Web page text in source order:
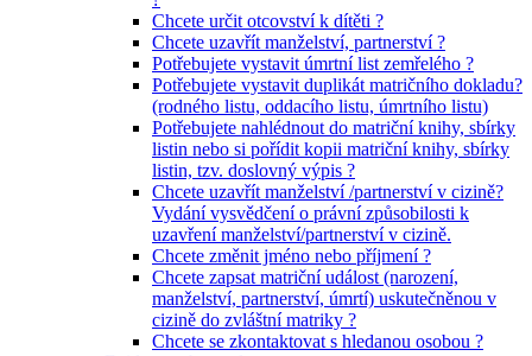
Chcete určit otcovství k dítěti ?
Chcete uzavřít manželství, partnerství ?
Potřebujete vystavit úmrtní list zemřelého ?
Potřebujete vystavit duplikát matričního dokladu?
(rodného listu, oddacího listu, úmrtního listu)
Potřebujete nahlédnout do matriční knihy, sbírky
listin nebo si pořídit kopii matriční knihy, sbírky
listin, tzv. doslovný výpis ?
Chcete uzavřít manželství /partnerství v cizině?
Vydání vysvědčení o právní způsobilosti k
uzavření manželství/partnerství v cizině.
Chcete změnit jméno nebo příjmení ?
Chcete zapsat matriční událost (narození,
manželství, partnerství, úmrtí) uskutečněnou v
cizině do zvláštní matriky ?
Chcete se zkontaktovat s hledanou osobou ?